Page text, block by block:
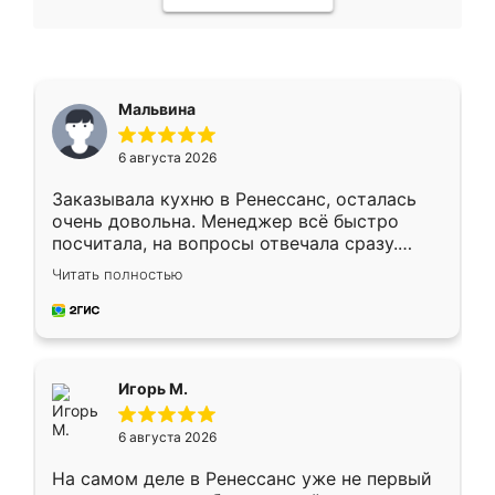
Мальвина
6 августа 2026
Заказывала кухню в Ренессанс, осталась
очень довольна. Менеджер всё быстро
посчитала, на вопросы отвечала сразу.
Замерщик приехал в субботу, подошёл к
делу со всей ответственностью. Собрали
за день, ребята работали аккуратно, даже
Читать полностью
Игорь М.
6 августа 2026
На самом деле в Ренессанс уже не первый